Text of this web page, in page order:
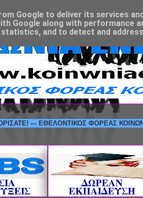
--- ΕΘΕΛΟΝΤΙΚΟΣ ΦΟΡΕΑΣ
ΔΩΡΕΑΝ
ΕΚΠΑΙΔΕΥΣΗ
Google to deliver its services
Google along with performance
and to detect and